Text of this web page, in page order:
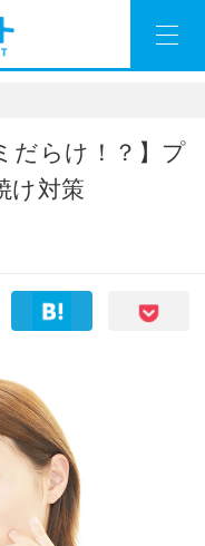
だらけ！？】プ
け対策